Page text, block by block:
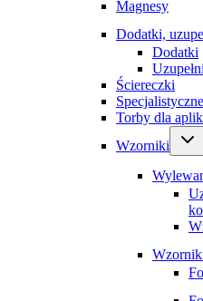
Magnesy
Dodatki,
Dodatki
Ściereczki
Torby dla
Wzorniki